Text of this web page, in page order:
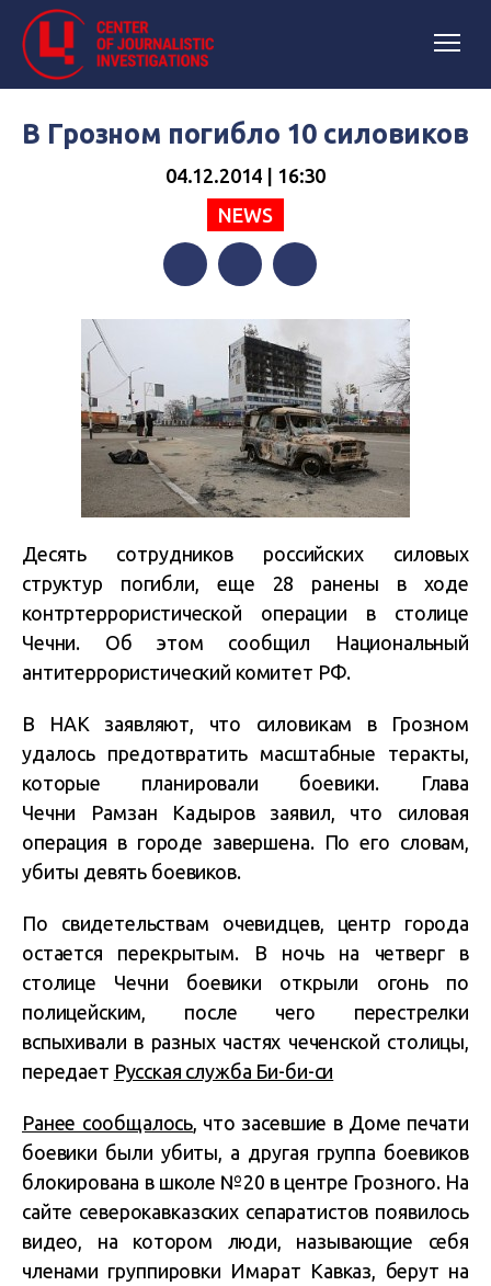
В Грозном погибло 10 силовиков
04.12.2014 | 16:30
NEWS
Десять сотрудников российских силовых
структур погибли, еще 28 ранены в ходе
контртеррористической операции в столице
Чечни. Об этом сообщил Национальный
антитеррористический комитет РФ.
В НАК заявляют, что силовикам в Грозном
удалось предотвратить масштабные теракты,
которые планировали боевики. Глава
Чечни Рамзан Кадыров заявил, что силовая
операция в городе завершена. По его словам,
убиты девять боевиков.
По свидетельствам очевидцев, центр города
остается перекрытым. В ночь на четверг в
столице Чечни боевики открыли огонь по
полицейским, после чего перестрелки
вспыхивали в разных частях чеченской столицы,
передает Русская служба Би-би-си
Ранее сообщалось, что засевшие в Доме печати
боевики были убиты, а другая группа боевиков
блокирована в школе №20 в центре Грозного. На
сайте северокавказских сепаратистов появилось
видео, на котором люди, называющие себя
членами группировки Имарат Кавказ, берут на